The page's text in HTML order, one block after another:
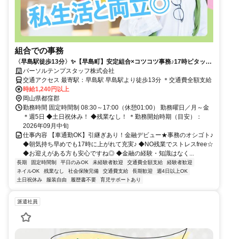
組合での事務
〈早島駅徒歩13分〉✨️【早島町】安定組合×コツコツ事務♪17時ピタッと
◆未経験OK
パーソルテンプスタッフ株式会社
交通アクセス 最寄駅：早島駅 早島駅より徒歩13分 ＊交通費全額支給
時給1,240円以上
岡山県都窪郡
勤務時間 固定時間制 08:30～17:00（休憩01:00） 勤務曜日／月～金
＊週5日 ◆土日祝休み！ ◆残業なし！ ＊勤務開始時期（目安）：
2026年09月中旬
仕事内容 【車通勤OK】引継ぎあり！金融デビュー★事務のオシゴト♪
◆朝気持ち早めでも17時に上がれて充実♪ ◆NO残業でストレスfree☆
◆お迎えがある方も安心ですね◎ ◆金融の経験・知識はなく...
長期 固定時間制 平日のみOK 未経験者歓迎 交通費全額支給
経験者歓迎
ネイルOK
残業なし 社会保険完備 交通費支給 長期歓迎
週4日以上OK
土日祝休み
服装自由 履歴書不要 育児サポートあり
派遣社員